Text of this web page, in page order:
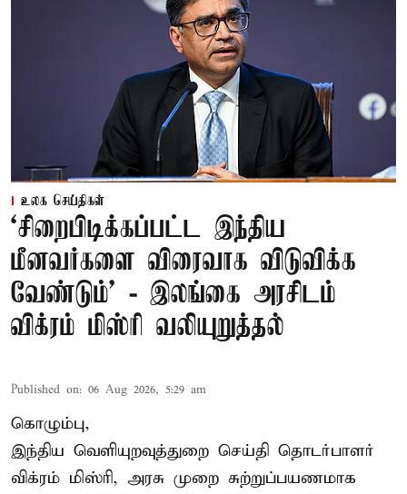
உலக செய்திகள்
‘சிறைபிடிக்கப்பட்ட இந்திய
மீனவர்களை விரைவாக விடுவிக்க
வேண்டும்' - இலங்கை அரசிடம்
விக்ரம் மிஸ்ரி வலியுறுத்தல்
Published on: 06 Aug 2026, 5:29 am
கொழும்பு,
இந்திய வெளியுறவுத்துறை செய்தி தொடர்பாளர்
விக்ரம் மிஸ்ரி, அரசு முறை சுற்றுப்பயணமாக